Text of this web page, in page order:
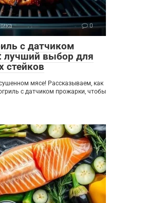
0
с датчиком
лучший выбор для
стейков
мясе! Рассказываем, как
с датчиком прожарки, чтобы